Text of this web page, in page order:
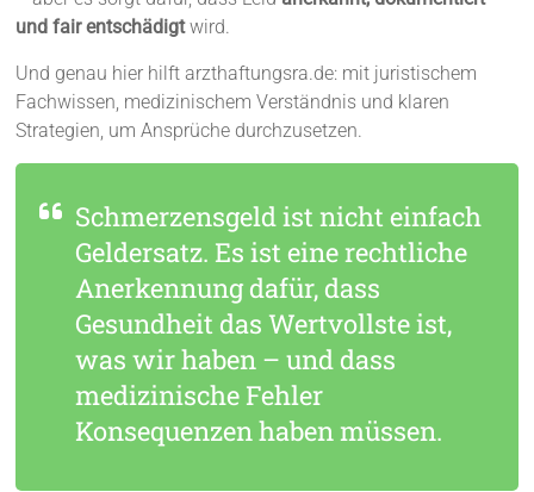
und fair entschädigtwird.
Und genau hier hilft arzthaftungsra.de: mit juristischem
Fachwissen, medizinischem Verständnis und klaren
Strategien, um Ansprüche durchzusetzen.
Schmerzensgeld ist nicht einfach
Geldersatz. Es ist eine rechtliche
Anerkennung dafür, dass
Gesundheit das Wertvollste ist,
was wir haben – und dass
medizinische Fehler
Konsequenzen haben müssen.